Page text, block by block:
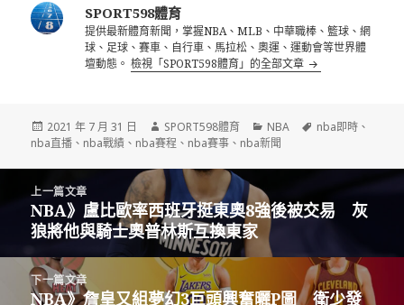
SPORT598體育
提供最新體育新聞，掌握NBA、MLB、中華職棒、籃球、網
球、足球、賽車、自行車、馬拉松、奧運、運動會等世界體
壇動態。檢視「SPORT598體育」的全部文章
發
佈
2021 年 7 月 31 日
作
者
SPORT598體育
分
類
NBA
標
nba即時 、
nba直播 、 nba戰績 、 nba賽程 、 nba賽事 、 nba新聞
上一篇文章
上
一
篇
文
章:
NBA》盧比歐率西班牙挺東奧8強後被交易 灰
狼將他與騎士奧普林斯互換東家
下一篇文章
下
NBA》詹皇又組夢幻3巨頭興奮曬P圖 衛少發